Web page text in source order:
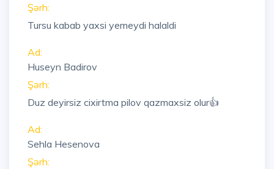
Şərh:
Tursu kabab yaxsi yemeydi halaldi
Ad:
Huseyn Badirov
Şərh:
Duz deyirsiz cixirtma pilov qazmaxsiz olur👍
Ad:
Sehla Hesenova
Şərh: